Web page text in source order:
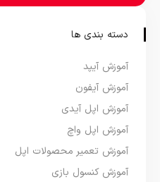
دسته بندی ها
آموزش آیپد
آموزش آیفون
آموزش اپل آیدی
آموزش اپل واچ
آموزش تعمیر محصولات اپل
آموزش کنسول بازی